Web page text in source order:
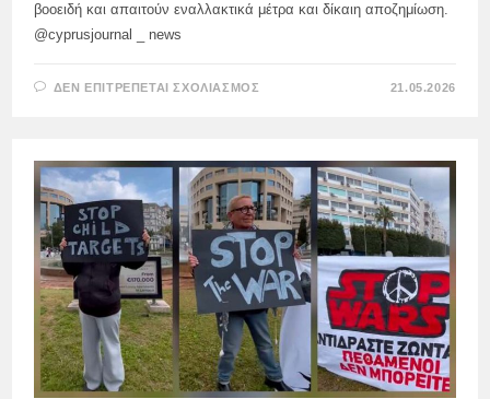
βοοειδή και απαιτούν εναλλακτικά μέτρα και δίκαιη αποζημίωση.
@cyprusjournal _ news
ΔΕΝ ΕΠΙΤΡΈΠΕΤΑΙ ΣΧΟΛΙΑΣΜΌΣ
ΣΉΜΕΡΑ
ΣΤΗΝ
ΠΆΚΝΑ,
21.05.2026